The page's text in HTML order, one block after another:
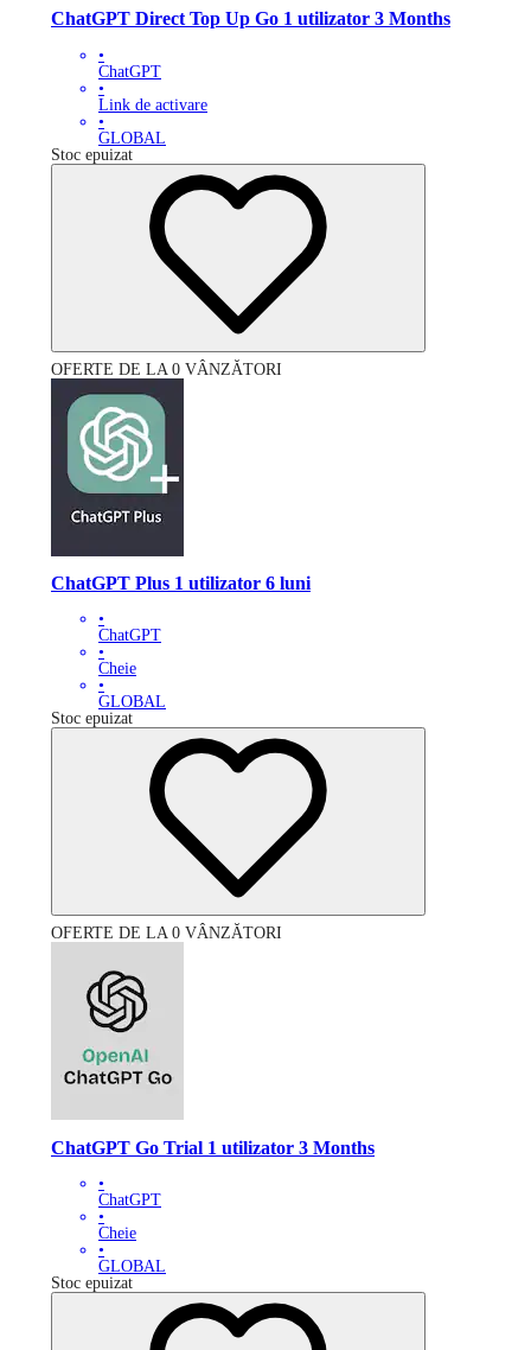
ChatGPT Direct Top Up Go 1 utilizator 3 Months
•
ChatGPT
•
Link de activare
•
GLOBAL
Stoc epuizat
OFERTE DE LA 0 VÂNZĂTORI
ChatGPT Plus 1 utilizator 6 luni
•
ChatGPT
•
Cheie
•
GLOBAL
Stoc epuizat
OFERTE DE LA 0 VÂNZĂTORI
ChatGPT Go Trial 1 utilizator 3 Months
•
ChatGPT
•
Cheie
•
GLOBAL
Stoc epuizat